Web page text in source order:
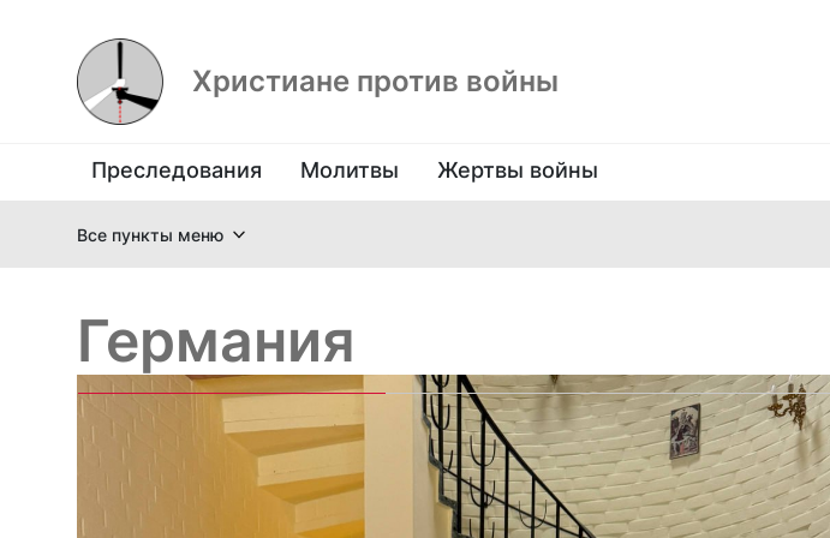
Христиане против войны
Преследования Молитвы Жертвы войны
Все пункты меню
Германия